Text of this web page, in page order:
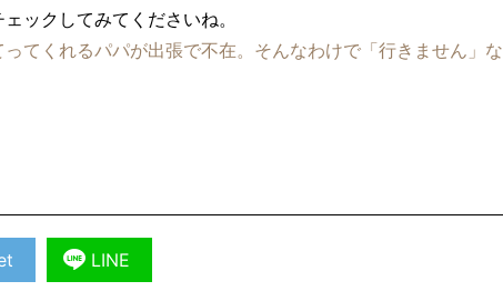
ックしてみてくださいね。
てくれるパパが出張で不在。そんなわけで「行きません」な
LINE